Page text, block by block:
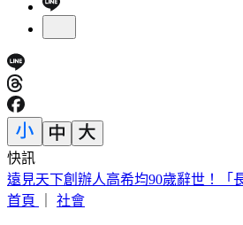
快訊
遠見天下創辦人高希均90歲辭世！
首頁
社會